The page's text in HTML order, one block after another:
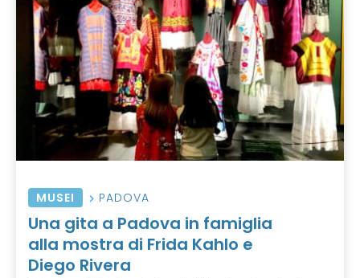
MUSEI PADOVA
Una gita a Padova in famiglia
alla mostra di Frida Kahlo e
Diego Rivera